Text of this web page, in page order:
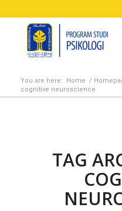
You are here: Home /
cognitive neuroscience
TAG